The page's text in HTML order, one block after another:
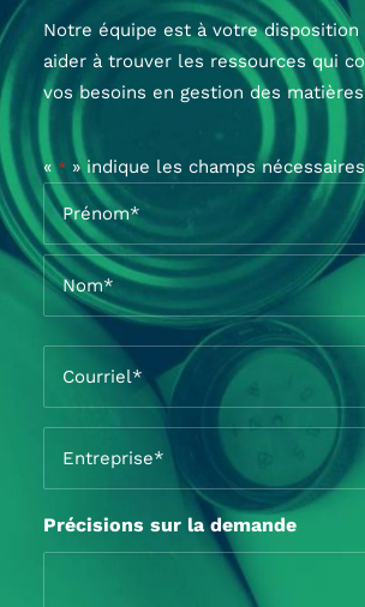
Notre équipe est à votre disposition
aider à trouver les ressources qui
vos besoins en gestion des
«* » indique les champs nécessaires
Nom
*
Prénom*
Précisions sur la demande